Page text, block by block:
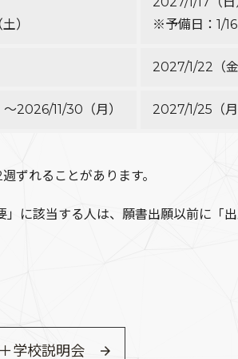
）
※予備日：1/16
2027/1/22（金
2026/11/30（月） 2027/1/25（
ずれることがあります。
に該当する人は、願書出願以前に「
学校説明会